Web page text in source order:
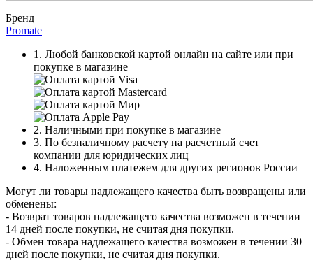
Бренд
Promate
1. Любой банковской картой онлайн на сайте или при
покупке в магазине
2. Наличными при покупке в магазине
3. По безналичному расчету на расчетный счет
компании для юридических лиц
4. Наложенным платежем для других регионов России
Могут ли товары надлежащего качества быть возвращены или
обменены:
- Возврат товаров надлежащего качества возможен в течении
14 дней после покупки, не считая дня покупки.
- Обмен товара надлежащего качества возможен в течении 30
дней после покупки, не считая дня покупки.